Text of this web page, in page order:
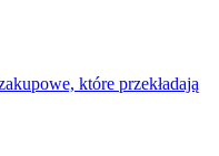
które przekładają